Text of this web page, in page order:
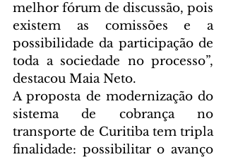
melhor fórum de discussão, pois
existem as comissões e a
possibilidade da participação de
toda a sociedade no processo”,
destacou Maia Neto.
A proposta de modernização do
sistema de cobrança no
transporte de Curitiba tem tripla
finalidade: possibilitar o avanço